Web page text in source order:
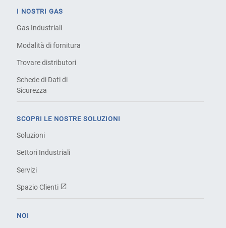
I NOSTRI GAS
Gas Industriali
Modalità di fornitura
Trovare distributori
Schede di Dati di
Sicurezza
SCOPRI LE NOSTRE SOLUZIONI
Soluzioni
Settori Industriali
Servizi
Spazio Clienti
NOI